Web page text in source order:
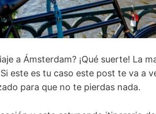
a Ámsterdam? ¡Qué suerte! La
este es tu caso este post te va a
para que no te pierdas nada.